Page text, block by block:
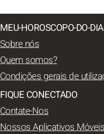
MEU-HOROSCOPO-DO-
Sobre nós
Quem somos?
Condições gerais de
FIQUE CONECTADO
Contate-Nos
Nossos Aplicativos Móveis